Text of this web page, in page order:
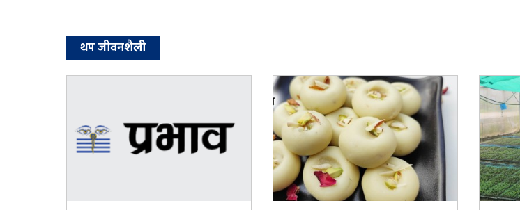
थप जीवनशैली